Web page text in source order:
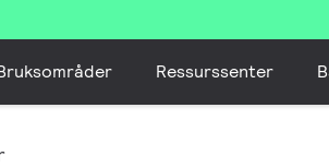
Ressurssenter